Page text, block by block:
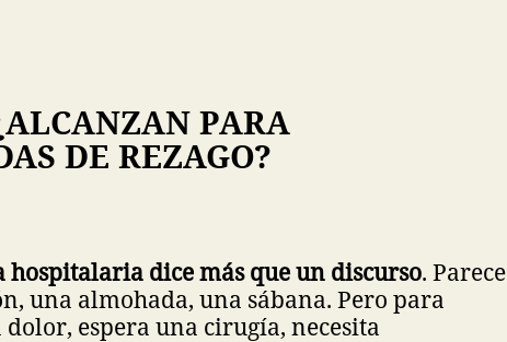
PARA
DE REZAGO?
hospitalaria dice más que un discurso. Parece
una almohada, una sábana. Pero para
espera una cirugía, necesita